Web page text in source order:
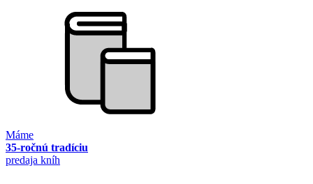
Máme
35-ročnú tradíciu
predaja kníh